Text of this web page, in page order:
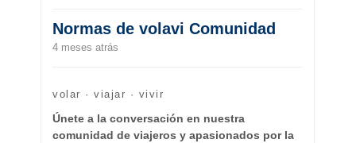
Normas de volavi Comunidad
4 meses atrás
volar · viajar · vivir
Únete a la conversación en nuestra
comunidad de viajeros y apasionados por la